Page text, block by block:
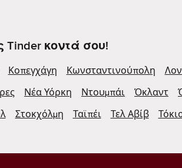
κοντά σου!
Κοπεγχάγη Κωνσταντινούπολη
Νέα Υόρκη Ντουμπάι Όκλαντ
Στοκχόλμη Ταϊπέι Τελ Αβίβ